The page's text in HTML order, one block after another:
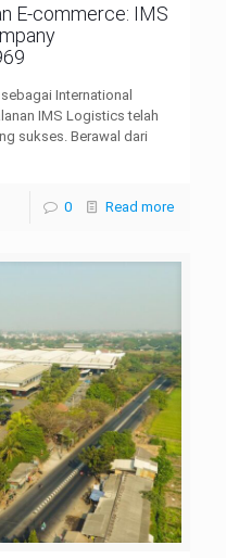
E-commerce: IMS
International
IMS Logistics telah
sukses. Berawal dari
0 Read more